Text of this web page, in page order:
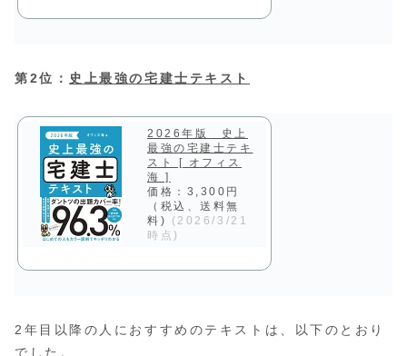
第2位： 史上最強の宅建士テキスト
2026年版 史上
最強の宅建士テキ
スト [ オフィス
海 ]
価格：3,300円
（税込、送料無
料)
(2026/3/21
時点)
2年目以降の人におすすめのテキストは、以下のとおり
でした。